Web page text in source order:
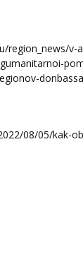
region_news/v-
08/05/kak-